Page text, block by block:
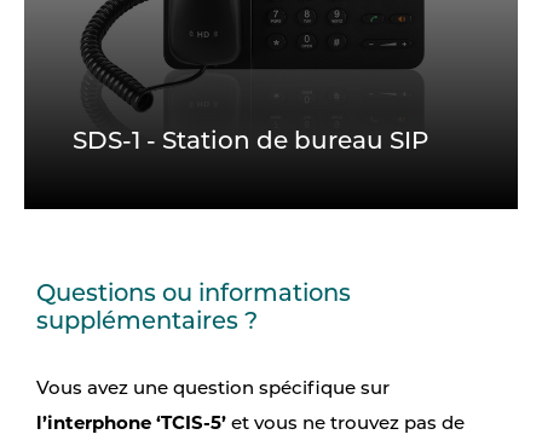
SDS-1 - Station de bureau SIP
Questions ou informations
supplémentaires ?
Vous avez une question spécifique sur
l’interphone ‘TCIS-5’ et vous ne trouvez pas de